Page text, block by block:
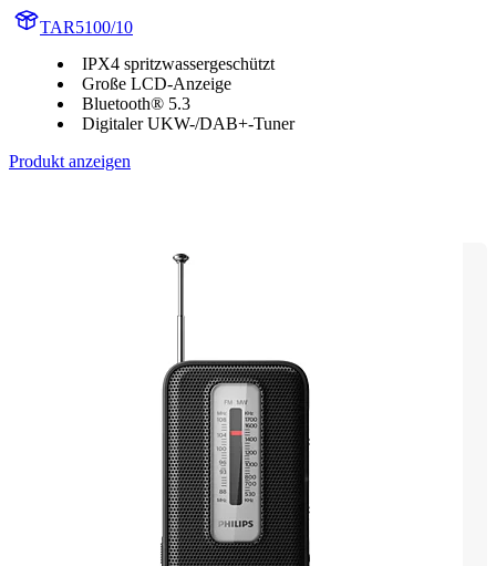
TAR5100/10
IPX4 spritzwassergeschützt
Große LCD-Anzeige
Bluetooth® 5.3
Digitaler UKW-/DAB+-Tuner
Produkt anzeigen